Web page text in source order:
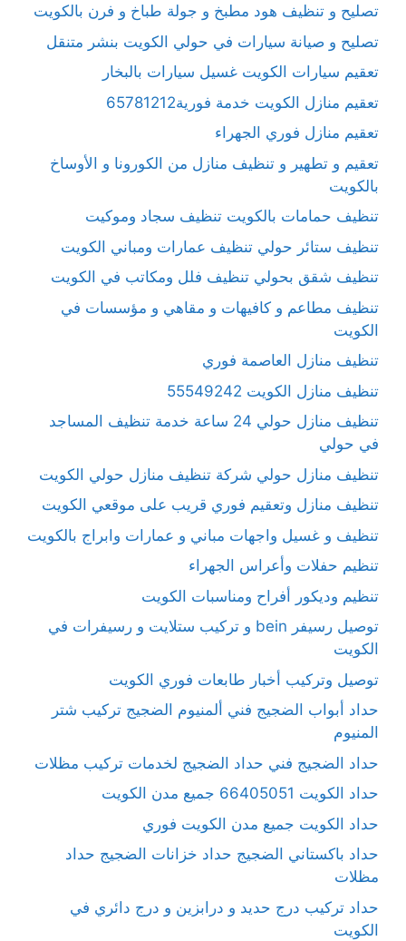
تصليح و تنظيف هود مطبخ و جولة طباخ و فرن بالكويت
تصليح و صيانة سيارات في حولي الكويت بنشر متنقل
تعقيم سيارات الكويت غسيل سيارات بالبخار
تعقيم منازل الكويت خدمة فورية65781212
تعقيم منازل فوري الجهراء
تعقيم و تطهير و تنظيف منازل من الكورونا و الأوساخ
بالكويت
تنظيف حمامات بالكويت تنظيف سجاد وموكيت
تنظيف ستائر حولي تنظيف عمارات ومباني الكويت
تنظيف شقق بحولي تنظيف فلل ومكاتب في الكويت
تنظيف مطاعم و كافيهات و مقاهي و مؤسسات في
الكويت
تنظيف منازل العاصمة فوري
تنظيف منازل الكويت 55549242
تنظيف منازل حولي 24 ساعة خدمة تنظيف المساجد
في حولي
تنظيف منازل حولي شركة تنظيف منازل حولي الكويت
تنظيف منازل وتعقيم فوري قريب على موقعي الكويت
تنظيف و غسيل واجهات مباني و عمارات وابراج بالكويت
تنظيم حفلات وأعراس الجهراء
تنظيم وديكور أفراح ومناسبات الكويت
توصيل رسيفر bein و تركيب ستلايت و رسيفرات في
الكويت
توصيل وتركيب أخبار طابعات فوري الكويت
حداد أبواب الضجيج فني ألمنيوم الضجيج تركيب شتر
المنيوم
حداد الضجيج فني حداد الضجيج لخدمات تركيب مظلات
حداد الكويت 66405051 جميع مدن الكويت
حداد الكويت جميع مدن الكويت فوري
حداد باكستاني الضجيج حداد خزانات الضجيج حداد
مظلات
حداد تركيب درج حديد و درابزين و درج دائري في
الكويت